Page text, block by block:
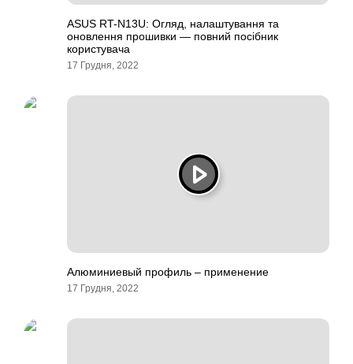
ASUS RT-N13U: Огляд, налаштування та
оновлення прошивки — повний посібник
користувача
17 Грудня, 2022
Алюминиевый профиль – применение
17 Грудня, 2022